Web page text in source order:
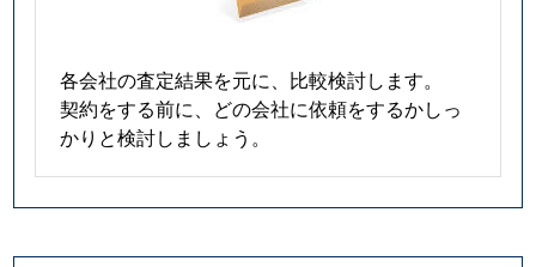
各会社の査定結果を元に、比較検討します。
契約をする前に、どの会社に依頼をするかしっ
かりと検討しましょう。